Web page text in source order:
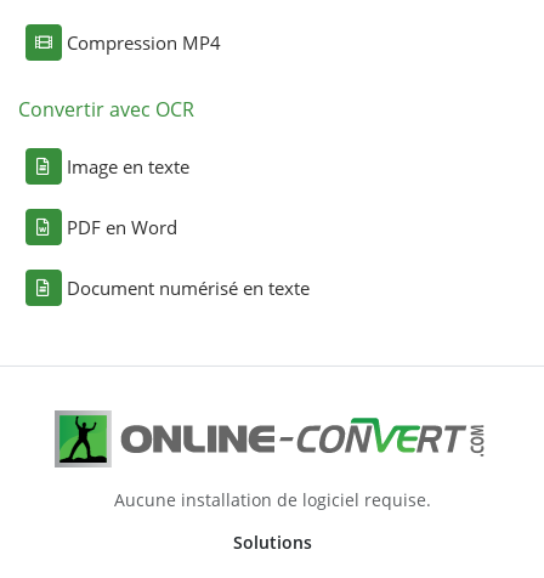
Compression MP4
Convertir avec OCR
Image en texte
PDF en Word
Document numérisé en texte
Aucune installation de logiciel requise.
Solutions